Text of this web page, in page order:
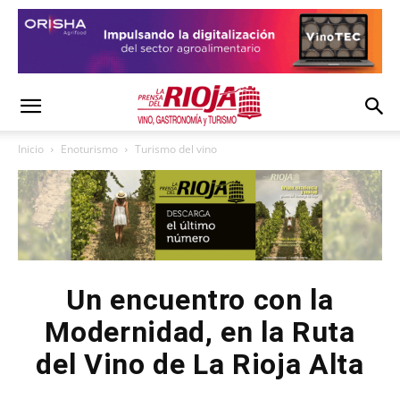
Inicio Enoturismo Turismo del vino
Un encuentro con la
Modernidad, en la Ruta
del Vino de La Rioja Alta